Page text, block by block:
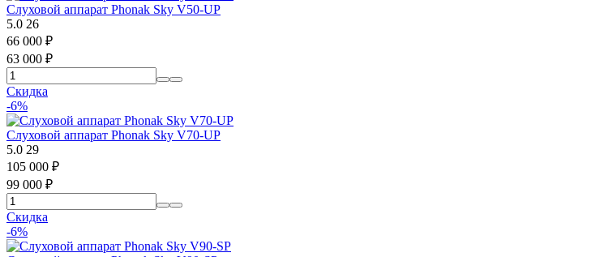
Слуховой аппарат Phonak Sky V50-UP
5.0 26
66 000 ₽
63 000 ₽
Скидка
-6%
Слуховой аппарат Phonak Sky V70-UP
5.0 29
105 000 ₽
99 000 ₽
Скидка
-6%